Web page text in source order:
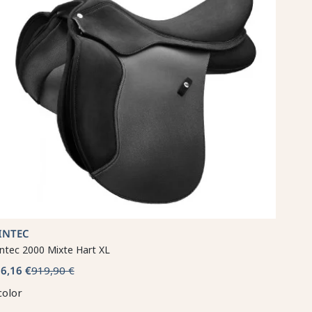
2000 Mixte Hart XL
€919,90 €